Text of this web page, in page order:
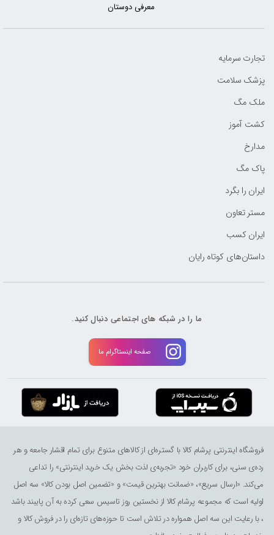
معرفی دوستان
تجارت سرمایه
پزشک سلامت
ملک مگ
کشت آموز
مدارخ
پاک مگ
ایران را بگرد
مستر تعاون
ایران کسب
داستان‌های کوتاه رایان
ما را در شبکه های اجتماعی دنبال کنید.
صفحه اینستاگرام ما
فروشگاه اینترنتی پرشام کالا با گستره‌ای از کالاهای متنوع برای تمام اقشار جامعه و هر
رده‌ی سنی، برای کاربران خود «تجربه‌ی لذت ‌بخش یک خرید اینترنتی» را تداعی
می‌کند. «ارسال سریع»، «ضمانت بهترین قیمت» و «تضمین اصل بودن کالا» سه اصل
اولیه است که مجموعه پرشام کالا از نخستین روز تاسیس سعی کرده به آن پایبند باشد
، با رعایت این سه اصل همواره در تلاش است تا حوزه‌های تازه‌ای را در فروش کالا و